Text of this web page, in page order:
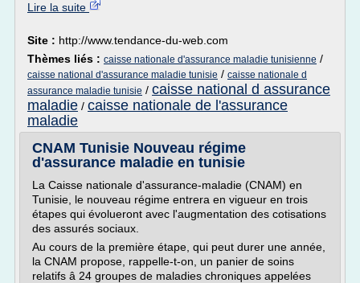
Lire la suite
Site : http://www.tendance-du-web.com
Thèmes liés : caisse nationale d'assurance maladie tunisienne /
caisse national d'assurance maladie tunisie / caisse nationale d
assurance maladie tunisie / caisse national d assurance
maladie / caisse nationale de l'assurance
maladie
CNAM Tunisie Nouveau régime
d'assurance maladie en tunisie
La Caisse nationale d'assurance-maladie (CNAM) en
Tunisie, le nouveau régime entrera en vigueur en trois
étapes qui évolueront avec l'augmentation des cotisations
des assurés sociaux.
Au cours de la première étape, qui peut durer une année,
la CNAM propose, rappelle-t-on, un panier de soins
relatifs â 24 groupes de maladies chroniques appelées